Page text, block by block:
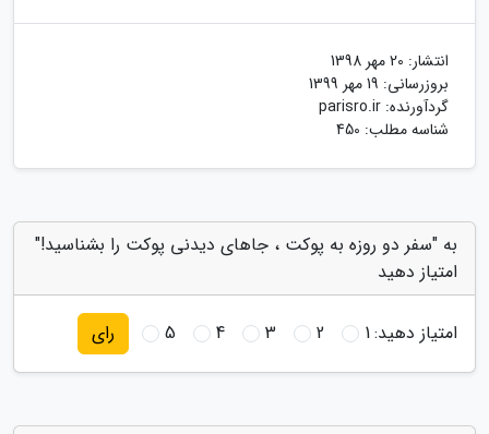
انتشار: 20 مهر 1398
بروزرسانی: 19 مهر 1399
گردآورنده: parisro.ir
شناسه مطلب: 450
به "سفر دو روزه به پوکت ، جاهای دیدنی پوکت را بشناسید!"
امتیاز دهید
امتیاز دهید:1
2
3
4
5 رای